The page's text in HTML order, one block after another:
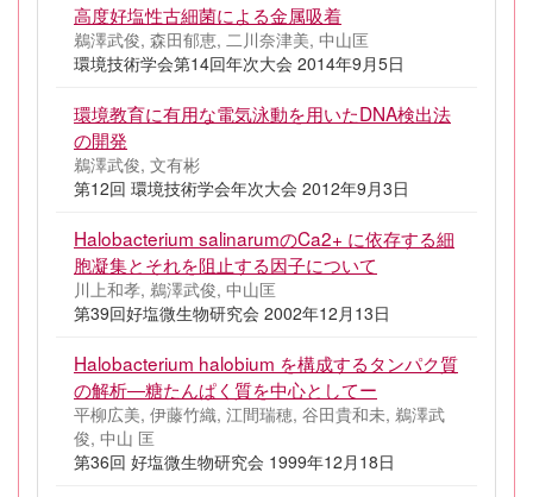
高度好塩性古細菌による金属吸着
鵜澤武俊, 森田郁恵, 二川奈津美, 中山匡
環境技術学会第14回年次大会 2014年9月5日
環境教育に有用な電気泳動を用いたDNA検出法
の開発
鵜澤武俊, 文有彬
第12回 環境技術学会年次大会 2012年9月3日
Halobacterium salinarumのCa2+ に依存する細
胞凝集とそれを阻止する因子について
川上和孝, 鵜澤武俊, 中山匡
第39回好塩微生物研究会 2002年12月13日
Halobacterium halobium を構成するタンパク質
の解析―糖たんぱく質を中心としてー
平柳広美, 伊藤竹織, 江間瑞穂, 谷田貴和未, 鵜澤武
俊, 中山 匡
第36回 好塩微生物研究会 1999年12月18日